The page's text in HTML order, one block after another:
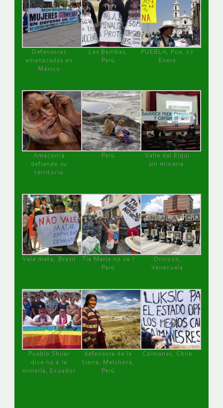
Defensoras
amenazadas en
México
Las Bambas,
Perú
PUEBLA, Pue, 27
Enero
Amazonía
defiende su
territorio
Perú
Valle del Elqui
sin minería.
Vale mata, Brasil
Tía María no va !
Perú
Orinoco,
Venezuela
Pueblo Shuar
dice no a la
minería, Ecuador
defensora de la
tierra, Melchora,
Perú
Caimanes, Chile